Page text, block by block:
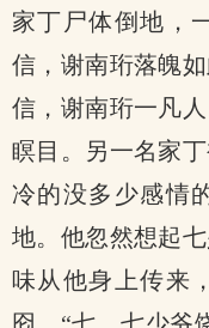
家丁尸体倒地，
信，谢南珩落魄
信，谢南珩一凡
瞑目。另一名家
冷的没多少感情
地。他忽然想起
味从他身上传来